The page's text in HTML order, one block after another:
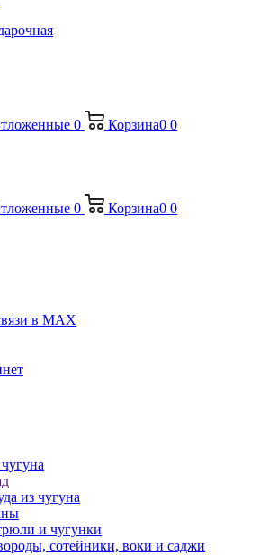
0 Корзина0 0
0 Корзина0 0
в МАХ
из чугуна
и чугунки
сотейники, воки и саджи